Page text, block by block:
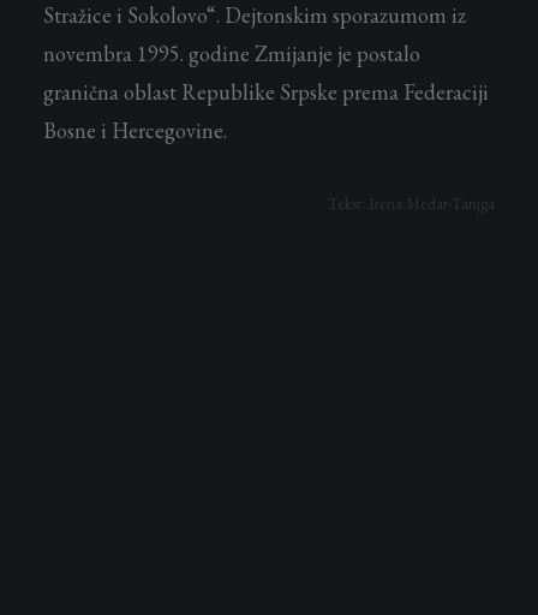
Stražice i Sokolovo“. Dejtonskim sporazumom iz
novembra 1995. godine Zmijanje je postalo
granična oblast Republike Srpske prema Federaciji
Bosne i Hercegovine.
Tekst: Irena Medar-Tanjga